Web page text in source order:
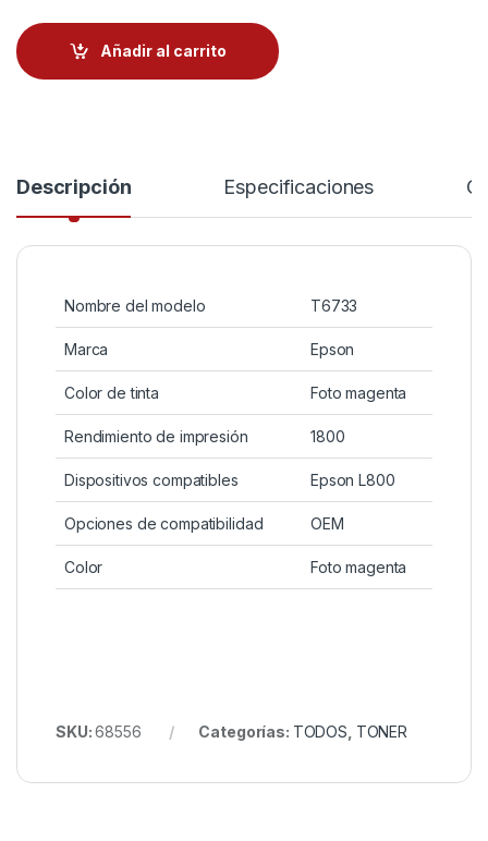
Añadir al carrito
Descripción Especificaciones
Nombre del modelo T6733
Marca Epson
Color de tinta Foto magenta
Rendimiento de impresión 1800
Dispositivos compatibles Epson L800
Opciones de compatibilidad OEM
Color Foto magenta
SKU:68556 Categorías: TODOS, TONER